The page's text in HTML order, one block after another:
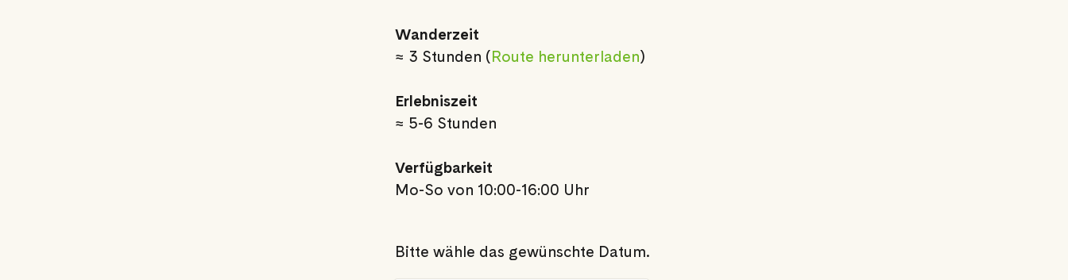
Wanderzeit
≈ 3 Stunden (Route herunterladen)
Erlebniszeit
≈ 5-6 Stunden
Verfügbarkeit
Mo-So von 10:00-16:00 Uhr
Bitte wähle das gewünschte Datum.